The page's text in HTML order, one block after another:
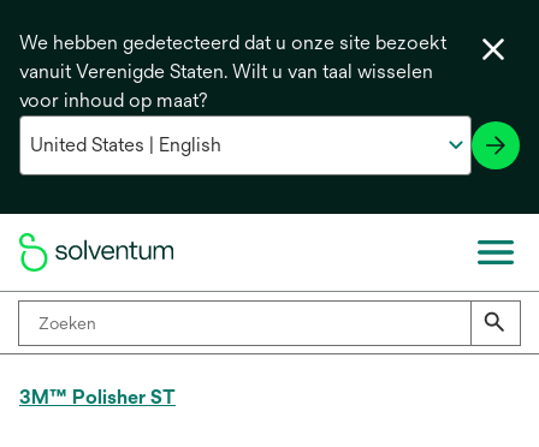
We hebben gedetecteerd dat u onze site bezoekt
vanuit Verenigde Staten. Wilt u van taal wisselen
voor inhoud op maat?
3M™ Polisher ST